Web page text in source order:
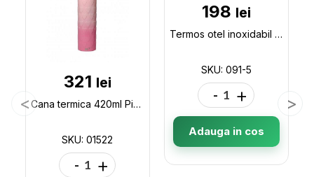
321 lei
Cana termica 420ml Pink Heart Yes 707336 01522
SKU: 01522
- +
198 lei
Termos otel inoxidabil 450ml 091-5
SKU: 091-5
- +
Adauga in cos